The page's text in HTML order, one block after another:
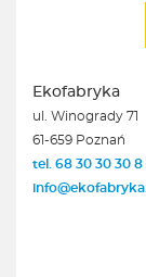
Ekofabryka
ul. Winogrady 71
61-659 Poznań
tel. 68 30 30 30 8